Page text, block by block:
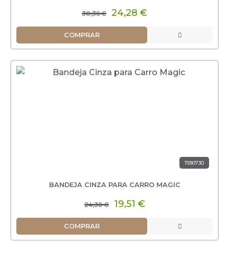
30,36 € 24,28 €
COMPRAR
T590730
BANDEJA CINZA PARA CARRO MAGIC
24,38 € 19,51 €
COMPRAR